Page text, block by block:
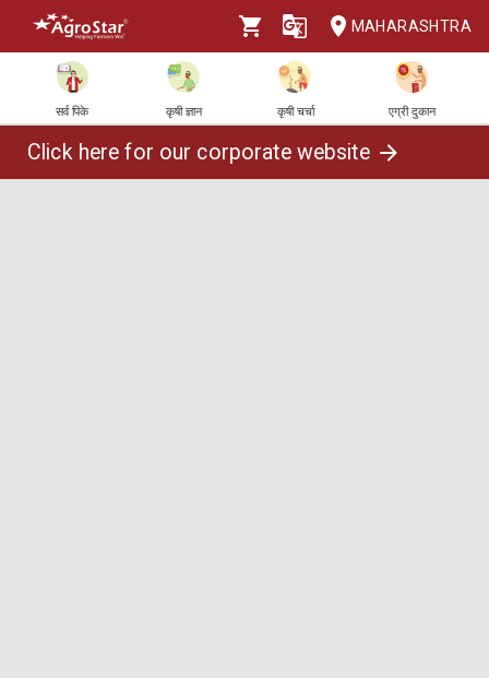
MAHARASHTRA
सर्व पिके कृषी ज्ञान कृषी चर्चा एग्री दुकान
Click here for our corporate website